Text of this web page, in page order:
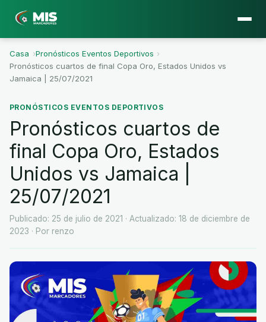
Casa ›Pronósticos Eventos Deportivos ›
Pronósticos cuartos de final Copa Oro, Estados Unidos vs
Jamaica | 25/07/2021
PRONÓSTICOS EVENTOS DEPORTIVOS
Pronósticos cuartos de
final Copa Oro, Estados
Unidos vs Jamaica |
25/07/2021
Publicado: 25 de julio de 2021 · Actualizado: 18 de diciembre de
2023 · Por renzo